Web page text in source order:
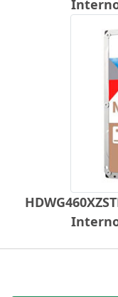
Interno
Interno